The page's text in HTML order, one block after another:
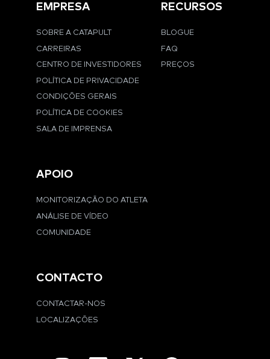
EMPRESA
SOBRE A CATAPULT
CARREIRAS
CENTRO DE INVESTIDORES
POLÍTICA DE PRIVACIDADE
CONDIÇÕES GERAIS
POLÍTICA DE COOKIES
SALA DE IMPRENSA
RECURSOS
BLOGUE
FAQ
PREÇOS
APOIO
MONITORIZAÇÃO DO ATLETA
ANÁLISE DE VÍDEO
COMUNIDADE
CONTACTO
CONTACTAR-NOS
LOCALIZAÇÕES